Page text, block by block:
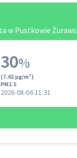
w Pustkowie
30%
(7.61 µg/m³)
PM2.5
2026-08-06 11:31